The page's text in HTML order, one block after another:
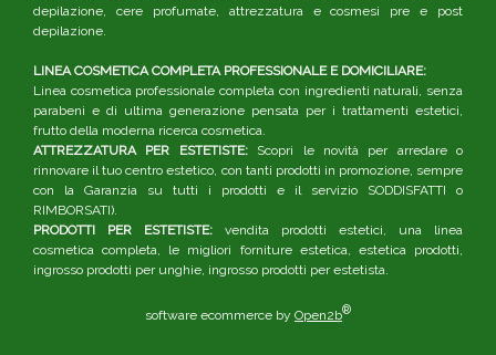
depilazione, cere profumate, attrezzatura e cosmesi pre e post
depilazione.
LINEA COSMETICA COMPLETA PROFESSIONALE E DOMICILIARE:
Linea cosmetica professionale completa con ingredienti naturali, senza
parabeni e di ultima generazione pensata per i trattamenti estetici,
frutto della moderna ricerca cosmetica.
ATTREZZATURA PER ESTETISTE:Scopri le novità per arredare o
rinnovare il tuo centro estetico, con tanti prodotti in promozione, sempre
con la Garanzia su tutti i prodotti e il servizio SODDISFATTI o
RIMBORSATI).
PRODOTTI PER ESTETISTE: vendita prodotti estetici, una linea
cosmetica completa, le migliori forniture estetica, estetica prodotti,
ingrosso prodotti per unghie, ingrosso prodotti per estetista.
software ecommerce by Open2b®